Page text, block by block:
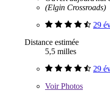
(Elgin Crossroads)
29
Distance estimée
5,5 milles
29
VoirPhotos